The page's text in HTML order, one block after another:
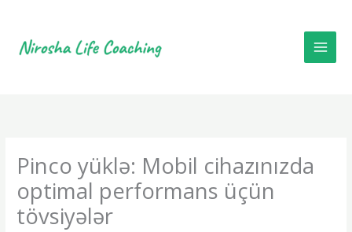
content
Pinco yüklə: Mobil cihazınızda
optimal performans üçün
tövsiyələr